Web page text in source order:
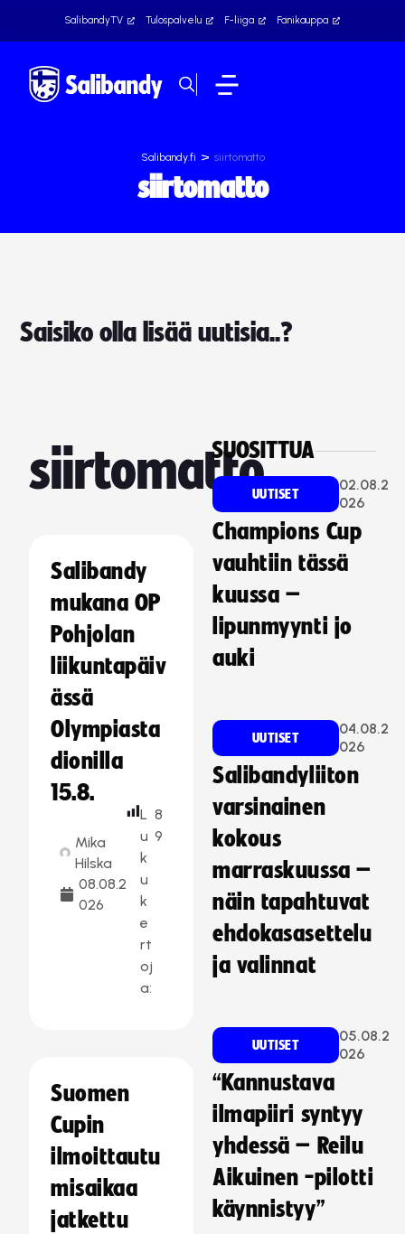
SalibandyTV Tulospalvelu F-liiga Fanikauppa
Salibandy.fi > siirtomatto
siirtomatto
Saisiko olla lisää uutisia..?
siirtomatto
Salibandy
mukana OP
Pohjolan
liikuntapäiv
ässä
Olympiasta
dionilla
15.8.
Mika
Hilska
08.08.2
026
L
u
k
u
k
e
rt
oj
a:
8
9
Suomen
Cupin
ilmoittautu
misaikaa
jatkettu
SUOSITTUA
UUTISET
02.08.2
026
Champions Cup
vauhtiin tässä
kuussa –
lipunmyynti jo
auki
UUTISET
04.08.2
026
Salibandyliiton
varsinainen
kokous
marraskuussa –
näin tapahtuvat
ehdokasasettelu
ja valinnat
UUTISET
05.08.2
026
“Kannustava
ilmapiiri syntyy
yhdessä – Reilu
Aikuinen -pilotti
käynnistyy”